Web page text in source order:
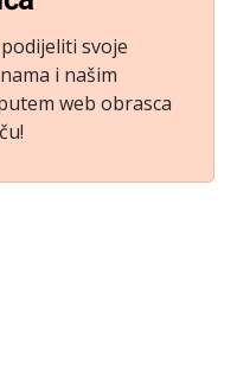
svoje
i našim
web obrasca